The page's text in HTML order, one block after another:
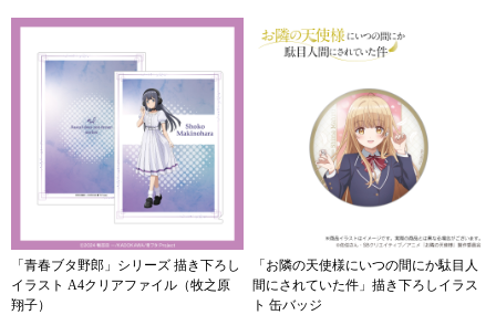
「青春ブタ野郎」シリーズ 描き下ろし
イラスト A4クリアファイル（牧之原
翔子）
「お隣の天使様にいつの間にか駄目人
間にされていた件」描き下ろしイラス
ト 缶バッジ